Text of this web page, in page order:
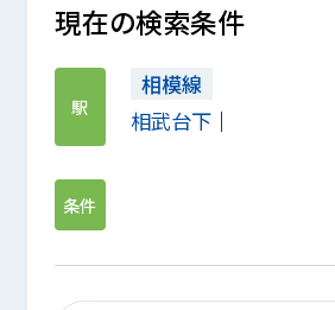
現在の検索条件
駅
相模線
相武台下
条件